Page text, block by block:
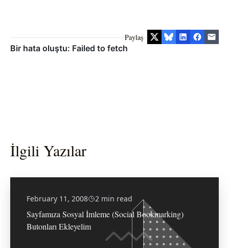
Paylaş
İlgili Yazılar
February 11, 2008 2 min read
Sayfamıza Sosyal İmleme (Social Bookmarking)
Butonları Ekleyelim